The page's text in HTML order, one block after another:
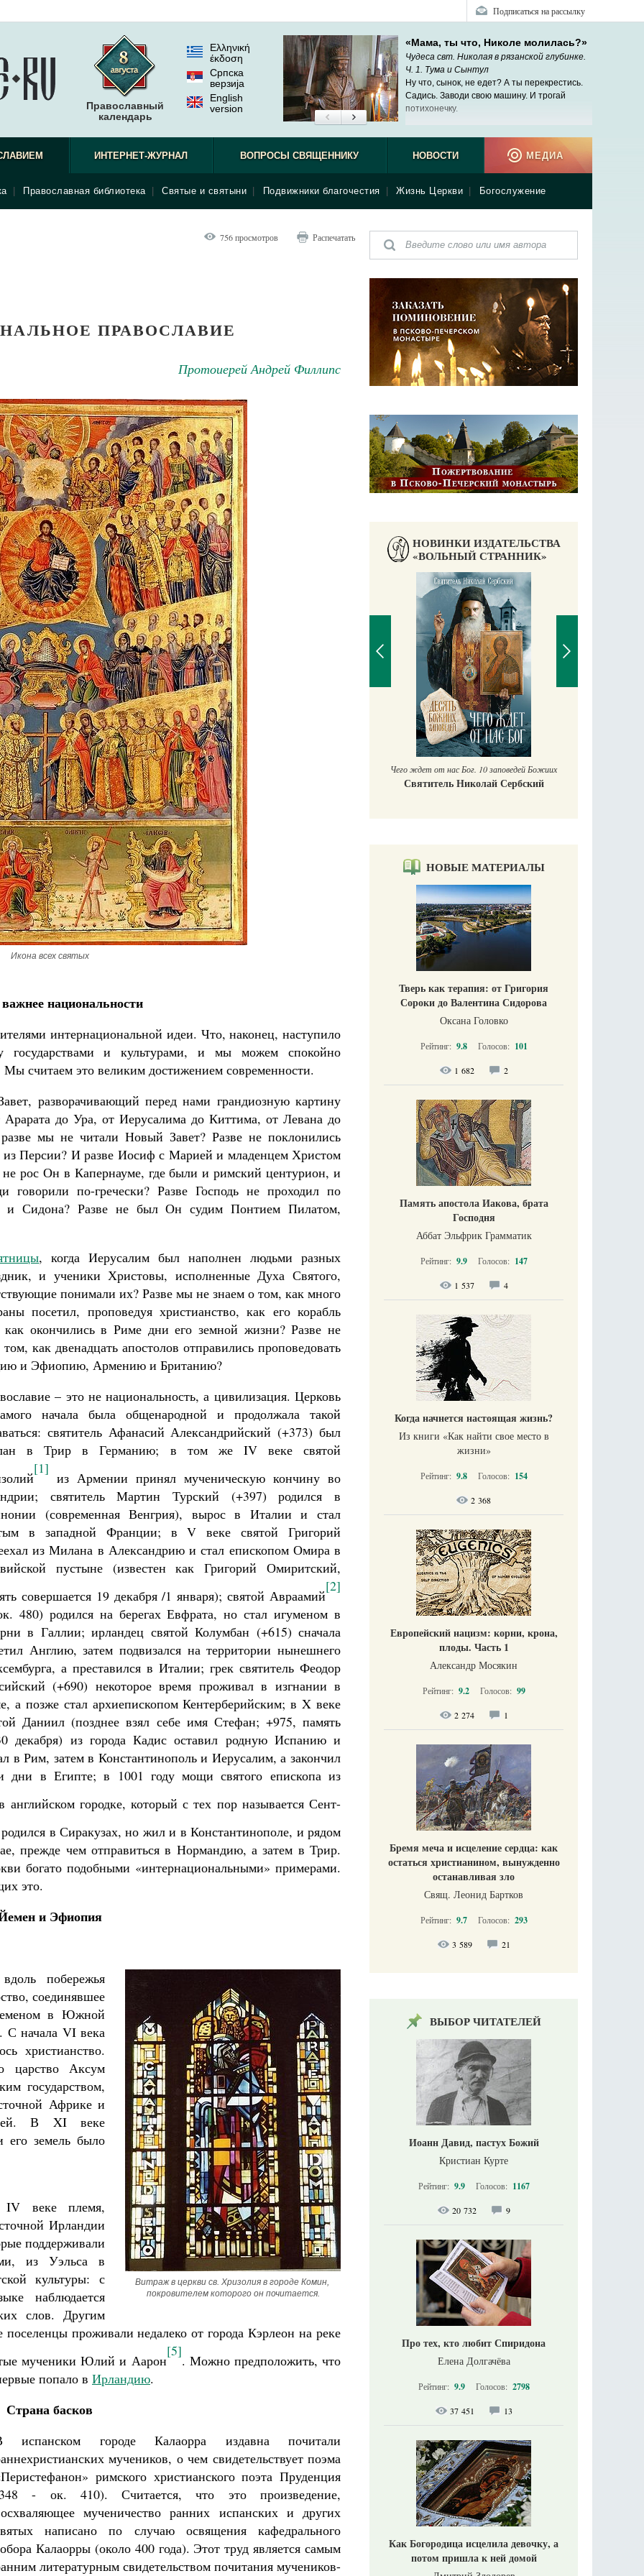
Подписаться на рассылку
Православный
календарь
Ελληνική
έκδοση
Српска
верзиjа
English
version
«Мама, ты что, Николе молилась?»
Чудеса свт. Николая в рязанской глубинке.
Ч. 1. Тума и Сынтул
Ну что, сынок, не едет? А ты перекрестись.
Садись. Заводи свою машину. И трогай
потихонечку.
Православная библиотека Святые и святыни Подвижники благочестия Жизнь Церкви Богослужение
ИНТЕРНЕТ-ЖУРНАЛ ВОПРОСЫ СВЯЩЕННИКУ НОВОСТИ МЕДИА
756 просмотров Распечатать
ПРАВОСЛАВИЕ
Протоиерей Андрей Филлипс
Икона всех святых
национальности
интернациональной идеи. Что, наконец, наступило
государствами и культурами, и мы можем спокойно
считаем это великим достижением современности.
разворачивающий перед нами грандиозную картину
до Ура, от Иерусалима до Киттима, от Левана до
мы не читали Новый Завет? Разве не поклонились
Персии? И разве Иосиф с Марией и младенцем Христом
рос Он в Капернауме, где были и римский центурион, и
говорили по-гречески? Разве Господь не проходил по
и Сидона? Разве не был Он судим Понтием Пилатом,
, когда Иерусалим был наполнен людьми разных
и ученики Христовы, исполненные Духа Святого,
понимали их? Разве мы не знаем о том, как много
посетил, проповедуя христианство, как его корабль
окончились в Риме дни его земной жизни? Разве не
как двенадцать апостолов отправились проповедовать
и Эфиопию, Армению и Британию?
– это не национальность, а цивилизация. Церковь
начала была общенародной и продолжала такой
святитель Афанасий Александрийский (+373) был
в Трир в Германию; в том же IV веке святой
[1]
из Армении принял мученическую кончину во
святитель Мартин Турский (+397) родился в
(современная Венгрия), вырос в Италии и стал
в западной Франции; в V веке святой Григорий
из Милана в Александрию и стал епископом Омира в
пустыне (известен как Григорий Омиритский,
совершается 19 декабря /1 января); святой Авраамий
[2]
480) родился на берегах Евфрата, но стал игуменом в
в Галлии; ирландец святой Колумбан (+615) сначала
Англию, затем подвизался на территории нынешнего
а преставился в Италии; грек святитель Феодор
(+690) некоторое время проживал в изгнании в
а позже стал архиепископом Кентерберийским; в X веке
Даниил (позднее взял себе имя Стефан; +975, память
декабря) из города Кадис оставил родную Испанию и
в Рим, затем в Константинополь и Иерусалим, а закончил
дни в Египте; в 1001 году мощи святого епископа из
английском городке, который с тех пор называется Сент-
в Сиракузах, но жил и в Константинополе, и рядом
прежде чем отправиться в Нормандию, а затем в Трир.
богато подобными «интернациональными» примерами.
это.
и Эфиопия
Витраж в церкви св. Хризолия в городе Комин,
покровителем которого он почитается.
побережья
соединявшее
в Южной
С начала VI века
христианство.
царство Аксум
государством,
Африке и
В XI веке
его земель было
веке племя,
Ирландии
поддерживали
из Уэльса в
культуры: с
наблюдается
слов. Другим
проживали недалеко от города Кэрлеон на реке
мученики Юлий и Аарон
[5]
. Можно предположить, что
попало в Ирландию.
Страна басков
испанском городе Калаорра издавна почитали
мучеников, о чем свидетельствует поэма
римского христианского поэта Пруденция
- ок. 410). Считается, что это произведение,
мученичество ранних испанских и других
написано по случаю освящения кафедрального
Калаорры (около 400 года). Этот труд является самым
литературным свидетельством почитания мучеников-
НОВИНКИ ИЗДАТЕЛЬСТВА
«ВОЛЬНЫЙ СТРАННИК»
Великомученик Георгий Победоносец. Научись у
святого
Роман Котов Чего ждет от нас Бог. 10 заповедей Божиих
Святитель Николай Сербский
Православный мальчик
Екатерина Баканова
НОВЫЕ МАТЕРИАЛЫ
Тверь как терапия: от Григория
Сороки до Валентина Сидорова
Оксана Головко
Рейтинг: 9.8 Голосов: 101
1 682 2
Память апостола Иакова, брата
Господня
Аббат Эльфрик Грамматик
Рейтинг: 9.9 Голосов: 147
1 537 4
Когда начнется настоящая жизнь?
Из книги «Как найти свое место в
жизни​»
Рейтинг: 9.8 Голосов: 154
2 368
Европейский нацизм: корни, крона,
плоды. Часть 1
Александр Мосякин
Рейтинг: 9.2 Голосов: 99
2 274 1
Бремя меча и исцеление сердца: как
остаться христианином, вынужденно
останавливая зло
Свящ. Леонид Бартков
Рейтинг: 9.7 Голосов: 293
3 589 21
ВЫБОР ЧИТАТЕЛЕЙ
Иоанн Давид, пастух Божий
Кристиан Курте
Рейтинг: 9.9 Голосов: 1167
20 732 9
Про тех, кто любит Спиридона
Елена Долгачёва
Рейтинг: 9.9 Голосов: 2798
37 451 13
Как Богородица исцелила девочку, а
потом пришла к ней домой